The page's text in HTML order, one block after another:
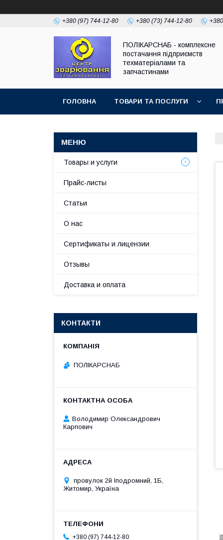
+380 (97) 744-12-80 +380 (73) 744-12-80
ПОЛІКАРСНАБ - комплексне
постачання підприємств
техматеріалами та
запчастинами
ГОЛОВНА ТОВАРИ ТА ПОСЛУГИ
Товары и услуги
Прайс-листы
Статьи
О нас
Сертификаты и лицензии
Отзывы
Доставка и оплата
КОНТАКТИ
ПОЛІКАРСНАБ
Володимир Олександрович
Карпович
провулок 2й Іподромний, 1Б,
Житомир, Україна
+380 (97) 744-12-80